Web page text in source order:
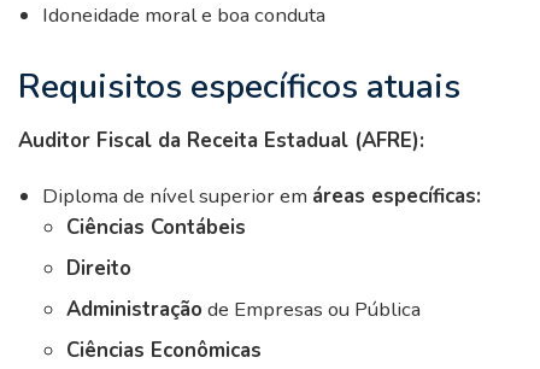
Idoneidade moral e boa conduta
Requisitos específicos atuais
Auditor Fiscal da Receita Estadual (AFRE):
Diploma de nível superior em áreas específicas:
Ciências Contábeis
Direito
Administração de Empresas ou Pública
Ciências Econômicas